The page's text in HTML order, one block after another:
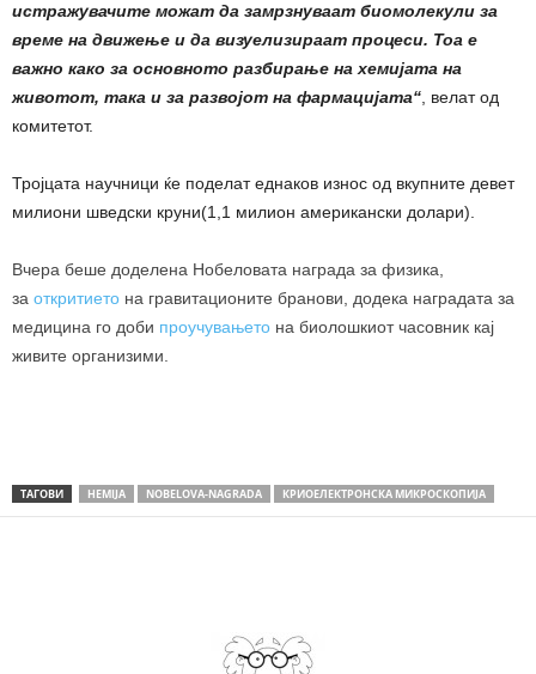
истражувачите можат да замрзнуваат биомолекули за
време на движење и да визуелизираат процеси. Тоа е
важно како за основното разбирање на хемијата на
животот, така и за развојот на фармацијата“ , велат од
комитетот.
Тројцата научници ќе поделат еднаков износ од вкупните девет
милиони шведски круни(1,1 милион американски долари).
Вчера беше доделена Нобеловата награда за физика,
за откритието на гравитационите бранови, додека наградата за
медицина го доби проучувањето на биолошкиот часовник кај
живите организими.
ТАГОВИ HEMIJA NOBELOVA-NAGRADA КРИОЕЛЕКТРОНСКА МИКРОСКОПИЈА